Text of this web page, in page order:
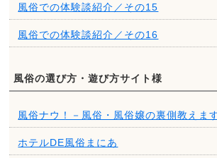
風俗での体験談紹介／その15
風俗での体験談紹介／その16
風俗の選び方・遊び方サイト様
風俗ナウ！－風俗・風俗嬢の裏側教えま
ホテルDE風俗まにあ